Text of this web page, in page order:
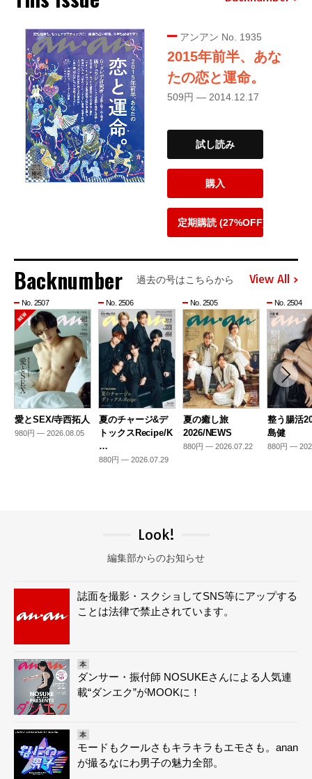
アンアン No. 1935
2015年前半、あな
たの恋と運命。
509円 — 2014.12.17
試し読み
購入
定期購読 (27%OFF)
Backnumber 過去の号はこちらから View All
No. 2507
愛とSEX/寺西拓人
980円 — 2026.08.05
No. 2506
夏のチャージ&デ
トックスRecipe/K
…
880円 — 2026.07.29
No. 2505
夏の癒し旅
2026/NEWS
880円 — 2026.07.22
No. 2504
整う腸活
島健
880円 —
Look!
編集部からのお知らせ
誌面を撮影・スクショしてSNS等にアップする
ことは法律で禁止されています。
本
ダンサー・振付師 NOSUKEさんによる人気連
載“ダンエク”がMOOKに！
本
モードもクールさもキラキラもエモさも。anan
が撮るなにわ男子の魅力全部。